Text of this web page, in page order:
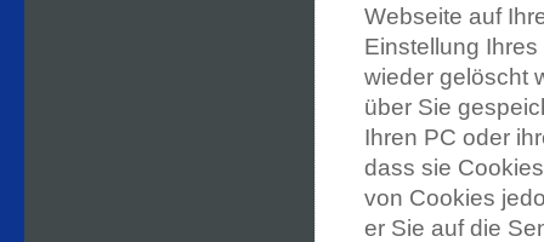
Webseite auf
Einstellung
wieder gelöscht
über Sie
Ihren PC oder
dass sie
von Cookies
er Sie auf die